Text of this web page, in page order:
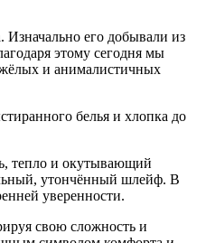
его добывали из
этому сегодня мы
и анималистичных
белья и хлопка до
тепло и окутывающий
утончённый шлейф. В
уверенности.
свою сложность и